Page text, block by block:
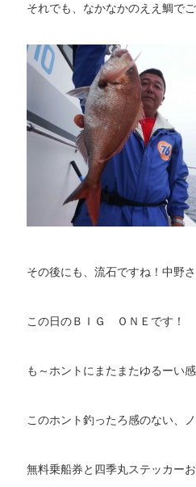
それでも、なかなかのええ鯛で
その後にも、流石ですね！中野
この日のＢＩＧ ＯＮＥです！
も～ホントにまたまたゆるーい
このホント釣ったろ感のない、
無料乗船券と四季丸ステッカー